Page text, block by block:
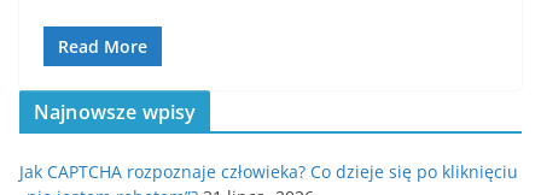
Read More
Najnowsze wpisy
Jak CAPTCHA rozpoznaje człowieka? Co dzieje się po kliknięciu